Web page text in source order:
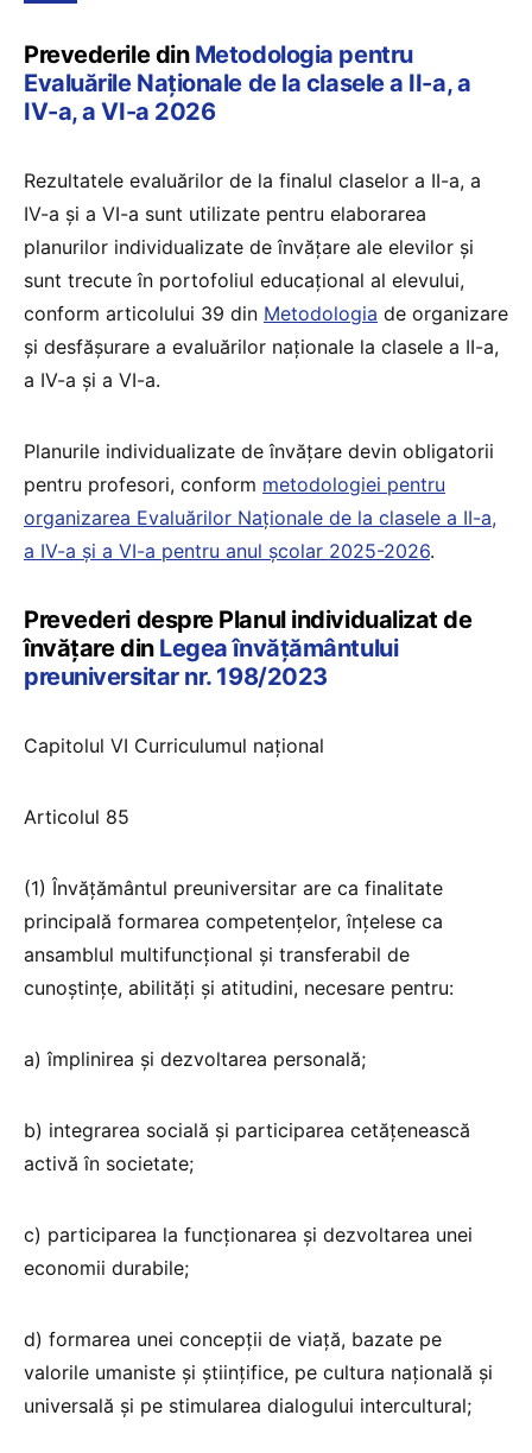
Prevederile din Metodologia pentru
Evaluările Naționale de la clasele a II-a, a
IV-a, a VI-a 2026
Rezultatele evaluărilor de la finalul claselor a II-a, a
IV-a și a VI-a sunt utilizate pentru elaborarea
planurilor individualizate de învățare ale elevilor și
sunt trecute în portofoliul educațional al elevului,
conform articolului 39 din Metodologia de organizare
și desfășurare a evaluărilor naționale la clasele a II-a,
a IV-a și a VI-a.
Planurile individualizate de învățare devin obligatorii
pentru profesori, conform metodologiei pentru
organizarea Evaluărilor Naționale de la clasele a II-a,
a IV-a și a VI-a pentru anul școlar 2025-2026.
Prevederi despre Planul individualizat de
învățare din Legea învățământului
preuniversitar nr. 198/2023
Capitolul VI Curriculumul național
Articolul 85
(1) Învățământul preuniversitar are ca finalitate
principală formarea competențelor, înțelese ca
ansamblul multifuncțional și transferabil de
cunoștințe, abilități și atitudini, necesare pentru:
a) împlinirea și dezvoltarea personală;
b) integrarea socială și participarea cetățenească
activă în societate;
c) participarea la funcționarea și dezvoltarea unei
economii durabile;
d) formarea unei concepții de viață, bazate pe
valorile umaniste și științifice, pe cultura națională și
universală și pe stimularea dialogului intercultural;